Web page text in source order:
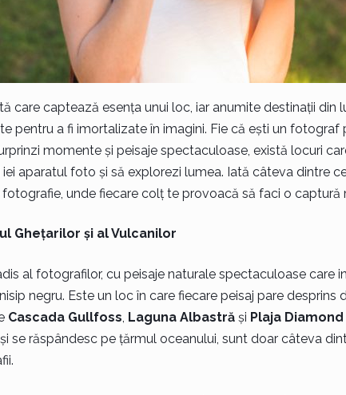
care captează esența unui loc, iar anumite destinații din
pentru a fi imortalizate în imagini. Fie că ești un fotograf
momente și peisaje spectaculoase, există locuri
iei aparatul foto și să explorezi lumea. Iată câteva dintre
unde fiecare colț te provoacă să faci o captură
Ghețarilor și al Vulcanilor
al fotografilor, cu peisaje naturale spectaculoase care
negru. Este un loc în care fiecare peisaj pare desprins
Cascada Gullfoss, Laguna Albastrăși Plaja
se răspândesc pe țărmul oceanului, sunt doar câteva